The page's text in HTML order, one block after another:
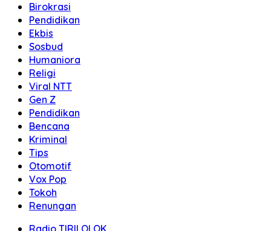
Birokrasi
Pendidikan
Ekbis
Sosbud
Humaniora
Religi
Viral NTT
Gen Z
Pendidikan
Bencana
Kriminal
Tips
Otomotif
Vox Pop
Tokoh
Renungan
Radio TIRILOLOK